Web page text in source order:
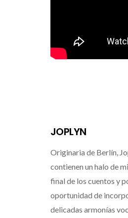
JOPLYN
Originaria de Berlín,
contienen un halo de
final de los cuentos y
oportunidad de
delicadas armonías